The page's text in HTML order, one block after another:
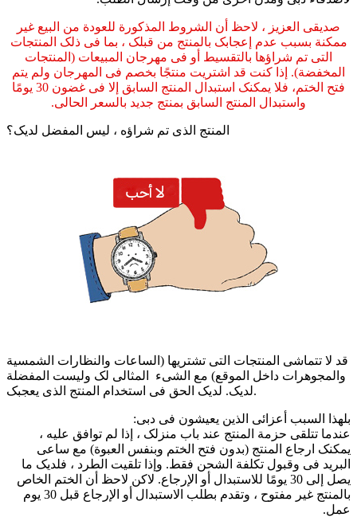
صدیقی العزیز ، لاحظ أن الشروط المذکورة للعودة من البیع غیر
ممکنة بسبب عدم إعجابک بالمنتج من قبلک ، بما فی ذلک المنتجات
التی تم شراؤها بالتقسیط أو فی مهرجان المبیعات (المنتجات
المخفضة). إذا کنت قد اشتریت منتجًا بخصم فی المهرجان ولم یتم
فتح الختم، فلا یمکنک استبدال المنتج السابق إلا فی غضون 30 یومًا
واستبدال المنتج السابق بمنتج جدید بالسعر الحالی.
المنتج الذی تم شراؤه ، لیس المفضل لدیک؟
قد لا تتماشى المنتجات التی تشتریها (الساعات والنظارات الشمسیة
والمجوهرات داخل الموقع) مع الشیء المثالی لک ولیست المفضلة
لدیک. لدیک الحق فی استخدام المنتج الذی یعجبک.
بلهذا السبب أعزائی الذین یعیشون فی دبی:
عندما تتلقى حزمة المنتج عند باب منزلک ، إذا لم توافق علیه ،
یمکنک ارجاع المنتج (بدون فتح الختم وبنفس العبوة) مع ساعی
البرید فی وقبول تکلفة الشحن فقط. وإذا تلقیت الطرد ، فلدیک ما
یصل إلى 30 یومًا للاستبدال أو الإرجاع. لاکن لاحظ أن الختم الخاص
بالمنتج غیر مفتوح ، وتقدم بطلب الاستبدال أو الإرجاع قبل 30 یوم
عمل.